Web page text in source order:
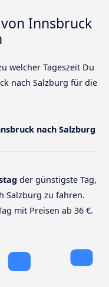
Innsbruck
welcher Tageszeit Du
nach Salzburg für die
nach Salzburg
der günstigste Tag,
Salzburg zu fahren.
mit Preisen ab 36 €.